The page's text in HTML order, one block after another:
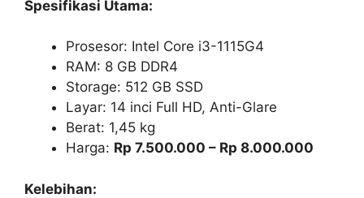
Spesifikasi Utama:
Prosesor: Intel Core i3-1115G4
RAM: 8 GB DDR4
Storage: 512 GB SSD
Layar: 14 inci Full HD, Anti-Glare
Berat: 1,45 kg
Harga: Rp 7.500.000 – Rp 8.000.000
Kelebihan: